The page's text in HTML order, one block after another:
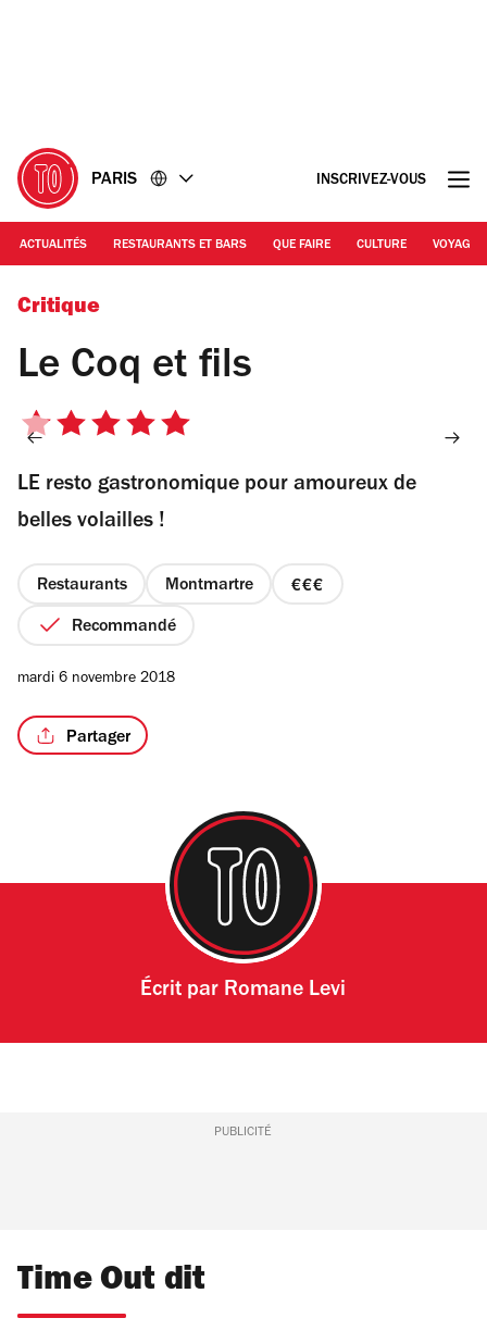
PARIS INSCRIVEZ-VOUS
ACTUALITÉS RESTAURANTS ET BARS QUE FAIRE CULTURE VOYAGE
© Le Coq Rico
Critique
Le Coq et fils
5
5
étoiles
LE resto gastronomique pour amoureux de
belles volailles !
Restaurants Montmartre
prix
Recommandé
mardi 6 novembre 2018
Partager
Écrit par Romane Levi
PUBLICITÉ
Time Out dit